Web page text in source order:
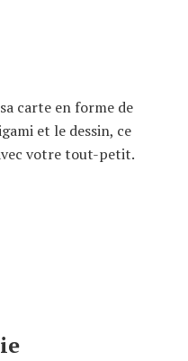
carte en forme de
et le dessin, ce
votre tout-petit.